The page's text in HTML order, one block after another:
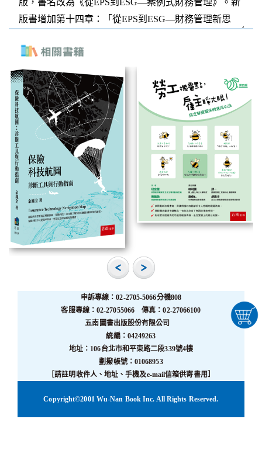
申訴專線：02-2705-5066分機808
客服專線：02-27055066 傳真：02-27066100
五南圖書出版股份有限公司
統編：04249263
地址：106台北市和平東路二段339號4樓
劃撥帳號：01068953
［請註明收件人、地址、手機及e-mail信箱供寄書用］
Copyright©2001 Wu-Nan Book Inc. All Rights Reserved.